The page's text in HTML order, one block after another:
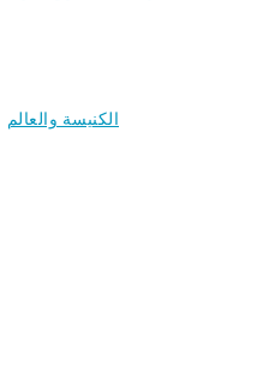
الكنيسة والعالم